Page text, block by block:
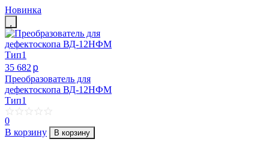
Новинка
35 682 p
Преобразователь для
дефектоскопа ВД-12НФМ
Тип1
0
В корзину
В корзину